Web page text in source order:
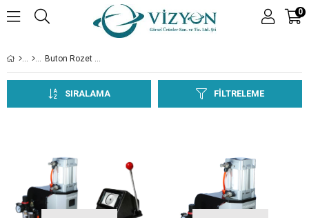
0
Buton Rozet Makinaları
FILTRELEME
SIRALAMA